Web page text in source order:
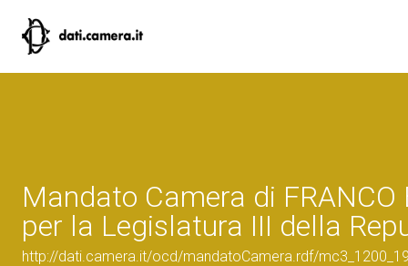
Mandato Camera di FRANCO
per la Legislatura III della
http://dati.camera.it/ocd/mandatoCamera.rdf/